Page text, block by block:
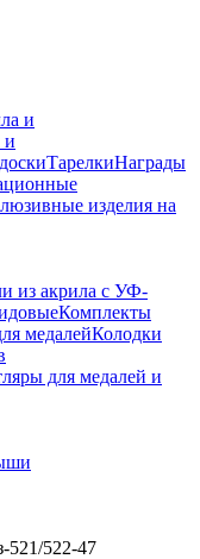
и
и
ТарелкиНаграды
изделия на
из акрила с УФ-
Комплекты
медалейКолодки
для медалей и
521/522-47